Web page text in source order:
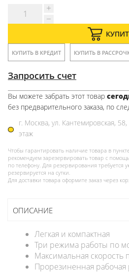
КУПИТЬ В КРЕДИТ КУПИТЬ В
Запросить счет
Вы можете забрать этот товар
без предварительного заказа, по
г. Москва, ул. Кантемировская, 58,
этаж
Чтобы гарантировать наличие товара в
рекомендуем зарезервировать товар с
по телефону. Для резервирования требуется
резервируется на сутки.
Для доставки товара оформите заказ через
ОПИСАНИЕ
Легкая и компактная
Три режима работы по
Максимальная скорость
Прорезиненная рабочая